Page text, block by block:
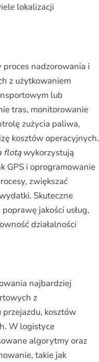
lokalizacji
nadzorowania i
z użytkowaniem
lub
tras, monitorowanie
zużycia paliwa,
kosztów operacyjnych.
flotąwykorzystują
GPS i oprogramowanie
zwiększać
Skuteczne
jakości usług,
działalności
najbardziej
z
przejazdu, kosztów
W logistyce
algorytmy oraz
takie jak